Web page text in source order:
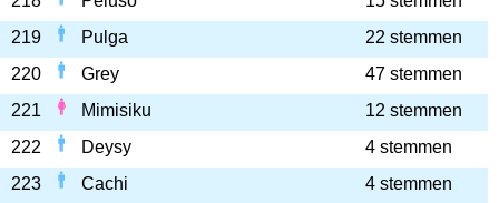
219
Pulga
22 stemmen
220
Grey
47 stemmen
221
Mimisiku
12 stemmen
222
Deysy
4 stemmen
223
Cachi
4 stemmen